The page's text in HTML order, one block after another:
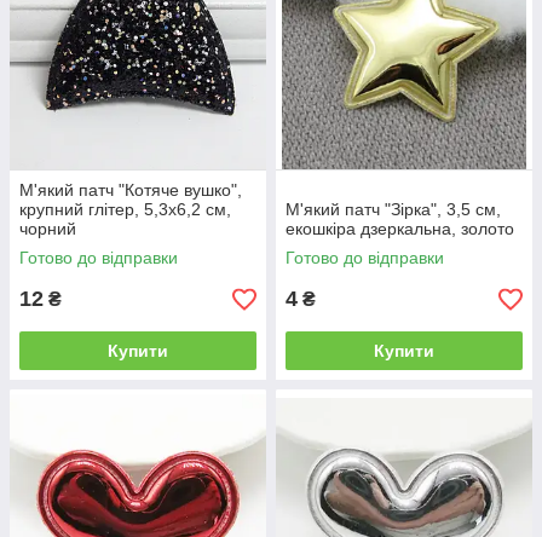
М'який патч "Котяче вушко",
крупний глітер, 5,3х6,2 см,
чорний
Готово до відправки
12 ₴
Купити
М'який патч "Зірка", 3,5 см,
екошкіра дзеркальна, золото
Готово до відправки
4 ₴
Купити